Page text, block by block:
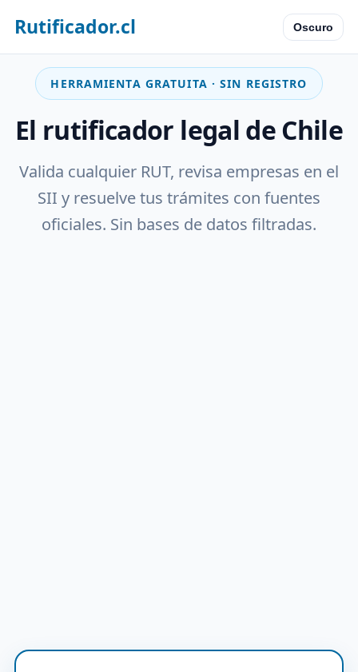
Rutificador.cl Oscuro
HERRAMIENTA GRATUITA · SIN REGISTRO
El rutificador legal de Chile
Valida cualquier RUT, revisa empresas en el
SII y resuelve tus trámites con fuentes
oficiales. Sin bases de datos filtradas.